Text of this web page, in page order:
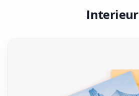
Interieur